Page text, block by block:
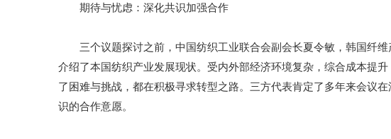
期待与忧虑：深化共识加强合作
三个议题探讨之前，中国纺织工业联合会副会长夏令敏，韩国纤维
介绍了本国纺织产业发展现状。受内外部经济环境复杂，综合成本提
了困难与挑战，都在积极寻求转型之路。三方代表肯定了多年来会议
识的合作意愿。